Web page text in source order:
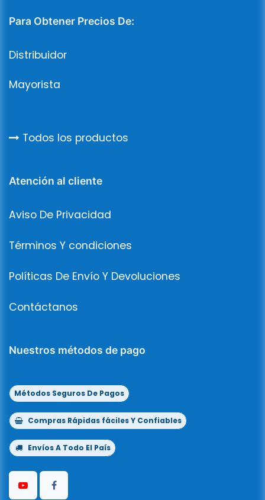
Para Obtener Precios De:
Distribuidor
Mayorista
Todos los productos
Atención al cliente
Aviso De Privacidad
Términos Y condiciones
Políticas De Envío Y Devoluciones
Contáctanos
Nuestros métodos de pago
Métodos Seguros De Pagos
Compras Rápidas fáciles Y Confiables
Envíos A Todo El País